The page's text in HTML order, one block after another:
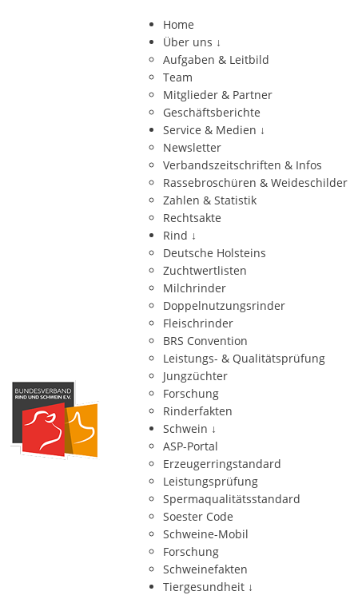
Home
Über uns ↓
Aufgaben & Leitbild
Team
Mitglieder & Partner
Geschäftsberichte
Service & Medien ↓
Newsletter
Verbandszeitschriften & Infos
Rassebroschüren & Weideschilder
Zahlen & Statistik
Rechtsakte
Rind ↓
Deutsche Holsteins
Zuchtwertlisten
Milchrinder
Doppelnutzungsrinder
Fleischrinder
BRS Convention
Leistungs- & Qualitätsprüfung
Jungzüchter
Forschung
Rinderfakten
Schwein ↓
ASP-Portal
Erzeugerringstandard
Leistungsprüfung
Spermaqualitätsstandard
Soester Code
Schweine-Mobil
Forschung
Schweinefakten
Tiergesundheit ↓